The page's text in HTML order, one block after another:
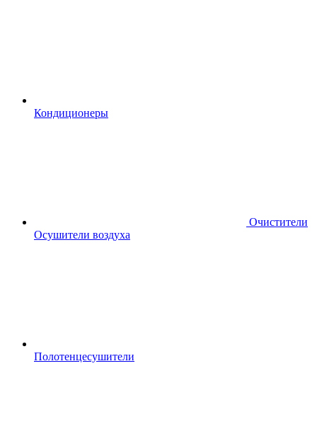
Кондиционеры
Очистители
Осушители воздуха
Полотенцесушители